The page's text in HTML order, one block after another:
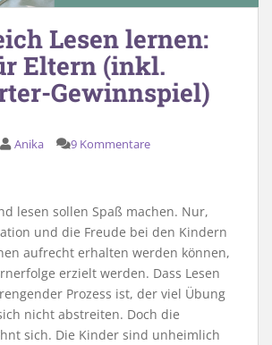
Lesen lernen:
Eltern (inkl.
Gewinnspiel)
Anika 9 Kommentare
lesen sollen Spaß machen. Nur,
und die Freude bei den Kindern
aufrecht erhalten werden können,
erzielt werden. Dass Lesen
Prozess ist, der viel Übung
nicht abstreiten. Doch die
sich. Die Kinder sind unheimlich